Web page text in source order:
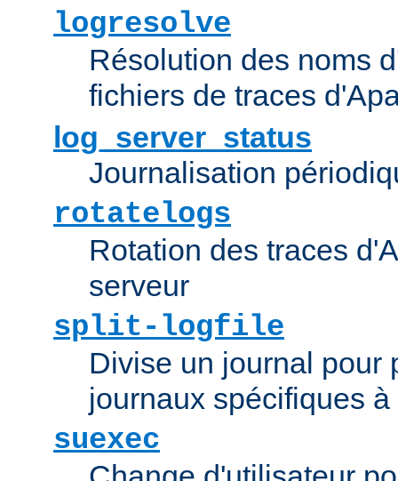
logresolve
Résolution des noms
fichiers de traces
log_server_status
Journalisation
rotatelogs
Rotation des traces
serveur
split-logfile
Divise un journal pour
journaux spécifiques
suexec